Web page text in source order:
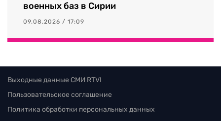
военных баз в Сирии
09.08.2026 / 17:09
Выходные данные СМИ RTVI
Пользовательское соглашение
Политика обработки персональных данных